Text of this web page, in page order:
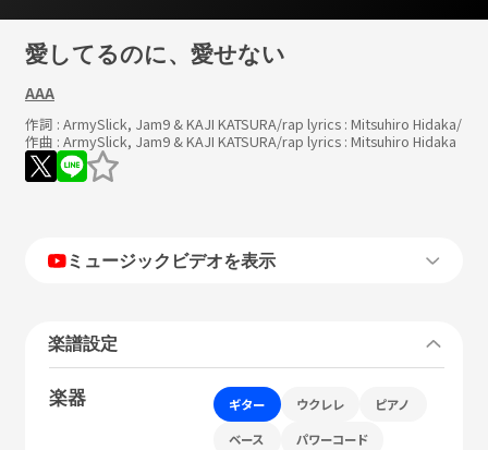
愛してるのに、愛せない
AAA
作詞 : ArmySlick, Jam9 & KAJI KATSURA/rap lyrics : Mitsuhiro Hidaka/
作曲 : ArmySlick, Jam9 & KAJI KATSURA/rap lyrics : Mitsuhiro Hidaka
ミュージックビデオを表示
楽譜設定
楽器 ギター ウクレレ ピアノ
ベース パワーコード